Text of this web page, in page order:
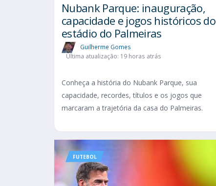
Nubank Parque: inauguração,
capacidade e jogos históricos do
estádio do Palmeiras
Guilherme Gomes
Última atualização: 19 horas atrás
Conheça a história do Nubank Parque, sua
capacidade, recordes, títulos e os jogos que
marcaram a trajetória da casa do Palmeiras.
FUTEBOL